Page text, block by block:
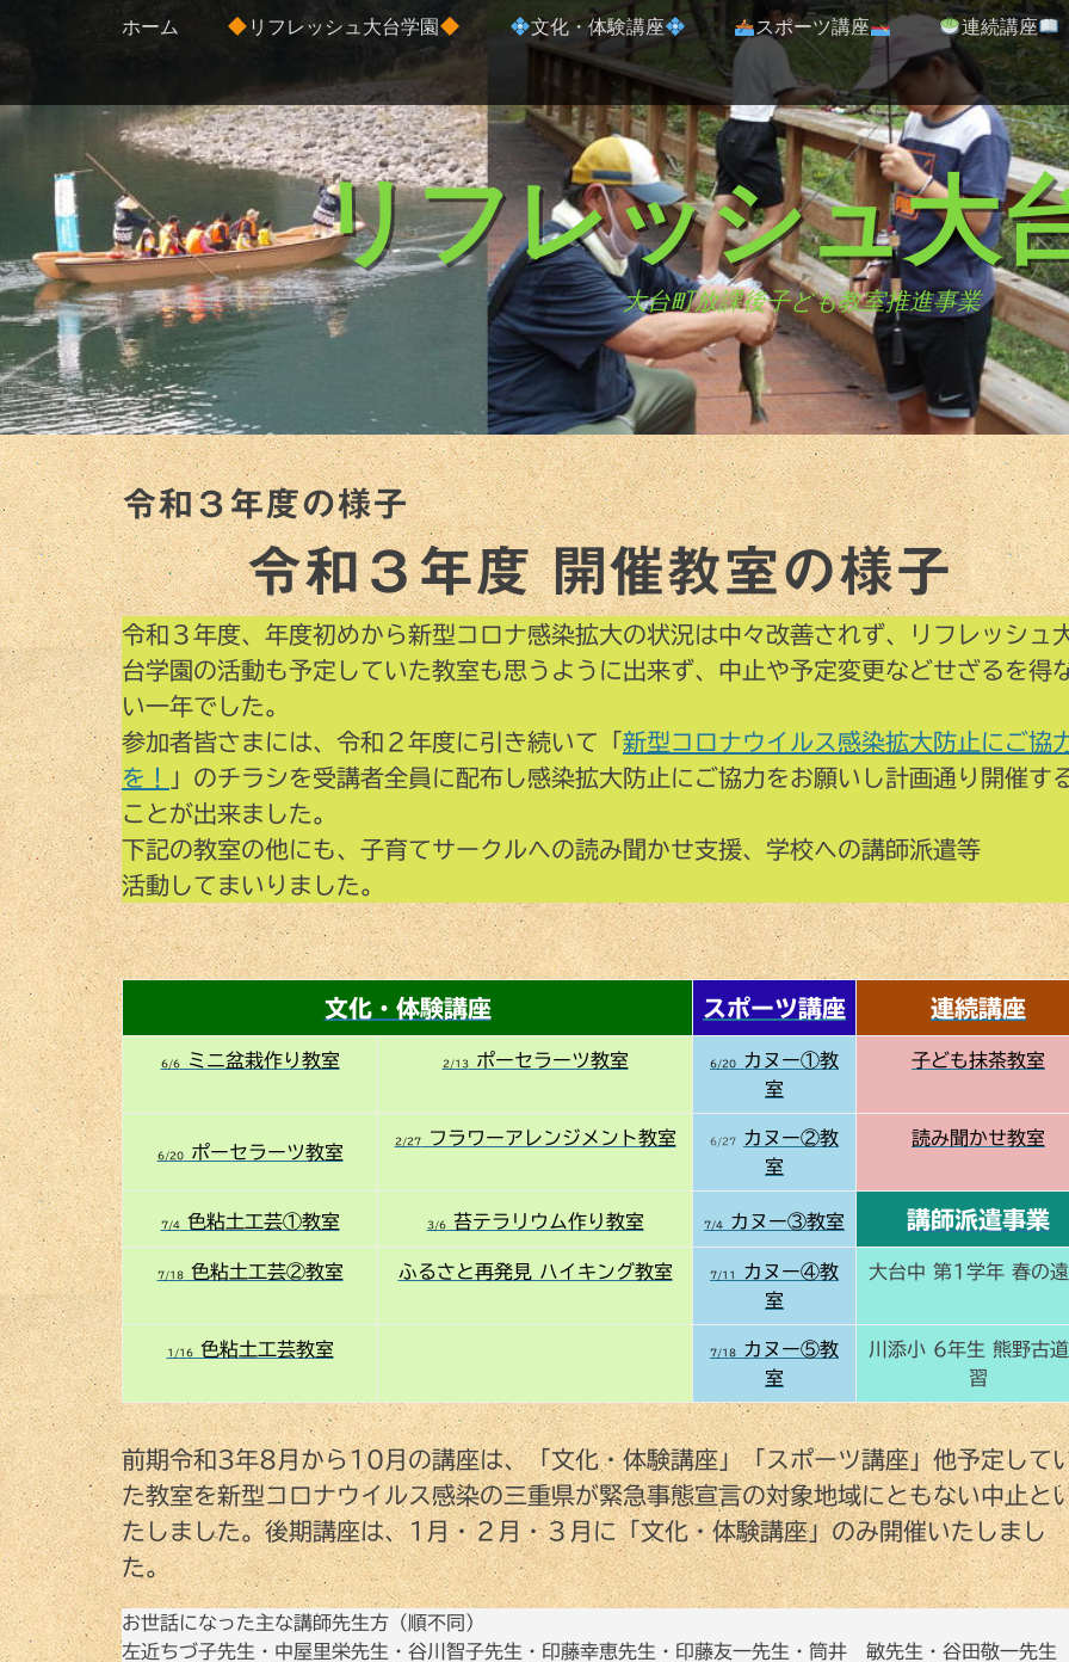
ン
へ
ス
キ
ッ
プ
メインメニュー
ホーム リフレッシュ大台学園 文化・体験講座 スポーツ講座 連続講座
リフレッシュ大
大台町放課後子ども教室推進事業
令和３年度の様子
令和３年度 開催教室の様子
令和３年度、年度初めから新型コロナ感染拡大の状況は中々改善されず、リフレッシュ
台学園の活動も予定していた教室も思うように出来ず、中止や予定変更などせざるを得
い一年でした。
参加者皆さまには、令和２年度に引き続いて「 新型コロナウイルス感染拡大防止にご協
を！
」のチラシを受講者全員に配布し感染拡大防止にご協力をお願いし計画通り開催す
ことが出来ました。
下記の教室の他にも、子育てサークルへの読み聞かせ支援、学校ヘの講師派遣等
活動してまいりました。
文化・体験講座 スポーツ講座 連続講座
6/6ミニ盆栽作り教室 2/13 ポーセラーツ教室 6/20
カヌー①教
室
子ども抹茶教室
6/20ポーセラーツ教室
2/27フラワーアレンジメント教室 6/27
カヌー②教
室
読み聞かせ教室
7/4 色粘土工芸①教室 3/6苔テラリウム作り教室 7/4 カヌー③教室 講師派遣事業
7/18色粘土工芸②教室 ふるさと再発見 ハイキング教室 7/11
カヌー④教
室
大台中 第1学年 春の
1/16色粘土工芸教室 7/18
カヌー⑤教
室
川添小 6年生 熊野古
習
前期令和3年8月から10月の講座は、「文化・体験講座」「スポーツ講座」他予定して
た教室を新型コロナウイルス感染の三重県が緊急事態宣言の対象地域にともない中止と
たしました。後期講座は、1月・２月・３月に「文化・体験講座」のみ開催いたしまし
た。
お世話になった主な講師先生方（順不同）
左近ちづ子先生・中屋里栄先生・谷川智子先生・印藤幸恵先生・印藤友一先生・筒井 敏先生・谷田敬一先生